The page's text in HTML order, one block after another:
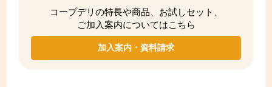
コープデリの特長や商品、お試しセット、
ご加入案内についてはこちら
加入案内・資料請求